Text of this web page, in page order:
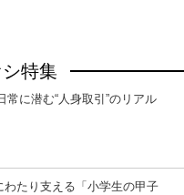
特集
常に潜む“人身取引”のリアル
わたり支える「小学生の甲子